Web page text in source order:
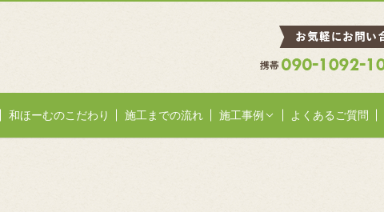
和ほーむのこだわり 施工までの流れ 施工事例 よくあるご質問